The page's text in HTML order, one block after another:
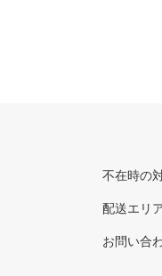
不在時の
配送エリ
お問い合